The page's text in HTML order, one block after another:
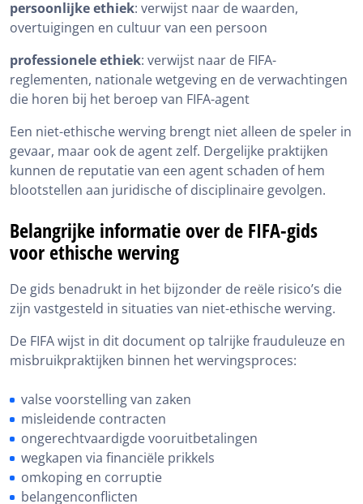
persoonlijke ethiek: verwijst naar de waarden,
overtuigingen en cultuur van een persoon
professionele ethiek: verwijst naar de FIFA-
reglementen, nationale wetgeving en de verwachtingen
die horen bij het beroep van FIFA-agent
Een niet-ethische werving brengt niet alleen de speler in
gevaar, maar ook de agent zelf. Dergelijke praktijken
kunnen de reputatie van een agent schaden of hem
blootstellen aan juridische of disciplinaire gevolgen.
Belangrijke informatie over de FIFA-gids
voor ethische werving
De gids benadrukt in het bijzonder de reële risico’s die
zijn vastgesteld in situaties van niet-ethische werving.
De FIFA wijst in dit document op talrijke frauduleuze en
misbruikpraktijken binnen het wervingsproces:
valse voorstelling van zaken
misleidende contracten
ongerechtvaardigde vooruitbetalingen
wegkapen via financiële prikkels
omkoping en corruptie
belangenconflicten